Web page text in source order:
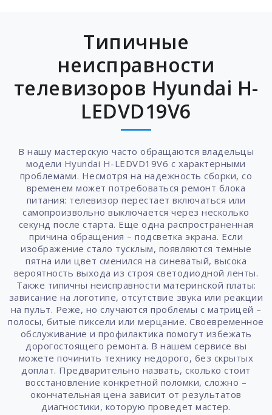
Типичные
неисправности
телевизоров Hyundai H-
LEDVD19V6
В нашу мастерскую часто обращаются владельцы
модели Hyundai H-LEDVD19V6 с характерными
проблемами. Несмотря на надежность сборки, со
временем может потребоваться ремонт блока
питания: телевизор перестает включаться или
самопроизвольно выключается через несколько
секунд после старта. Еще одна распространенная
причина обращения – подсветка экрана. Если
изображение стало тусклым, появляются темные
пятна или цвет сменился на синеватый, высока
вероятность выхода из строя светодиодной ленты.
Также типичны неисправности материнской платы:
зависание на логотипе, отсутствие звука или реакции
на пульт. Реже, но случаются проблемы с матрицей –
полосы, битые пиксели или мерцание. Своевременное
обслуживание и профилактика помогут избежать
дорогостоящего ремонта. В нашем сервисе вы
можете починить технику недорого, без скрытых
доплат. Предварительно назвать, сколько стоит
восстановление конкретной поломки, сложно –
окончательная цена зависит от результатов
диагностики, которую проведет мастер.